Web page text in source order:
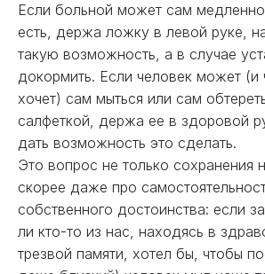
Если больной может сам
есть, держа ложку в левой руке,
такую возможность, а в случае
докормить. Если человек может (и
хочет) сам мыться или сам
салфеткой, держа ее в здоровой
дать возможность это сделать.
Это вопрос не только сохранения
скорее даже про
собственного достоинства: если
ли кто-то из нас, находясь в
трезвой памяти, хотел бы, чтобы